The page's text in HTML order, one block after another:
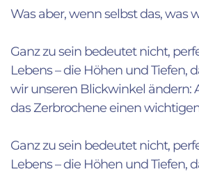
Was aber, wenn selbst das, was
Ganz zu sein bedeutet nicht,
Lebens – die Höhen und Tiefen,
wir unseren Blickwinkel ändern:
das Zerbrochene einen
Ganz zu sein bedeutet nicht,
Lebens – die Höhen und Tiefen,